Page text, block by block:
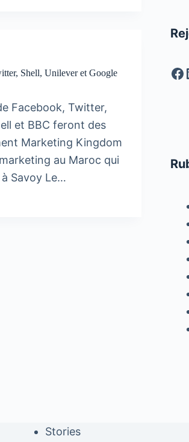
Shell, Unilever et Google
Facebook, Twitter,
et BBC feront des
Marketing Kingdom
au Maroc qui
à Savoy Le…
Stories